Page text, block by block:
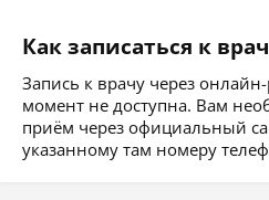
Как записаться к
Запись к врачу через
момент не доступна. Вам
приём через официальный
указанному там номеру